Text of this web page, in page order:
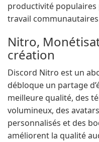
productivité
travail
Nitro,
création
Discord Nitro est un
débloque un partage
meilleure qualité, des
volumineux, des
personnalisés et des
améliorent la qualité